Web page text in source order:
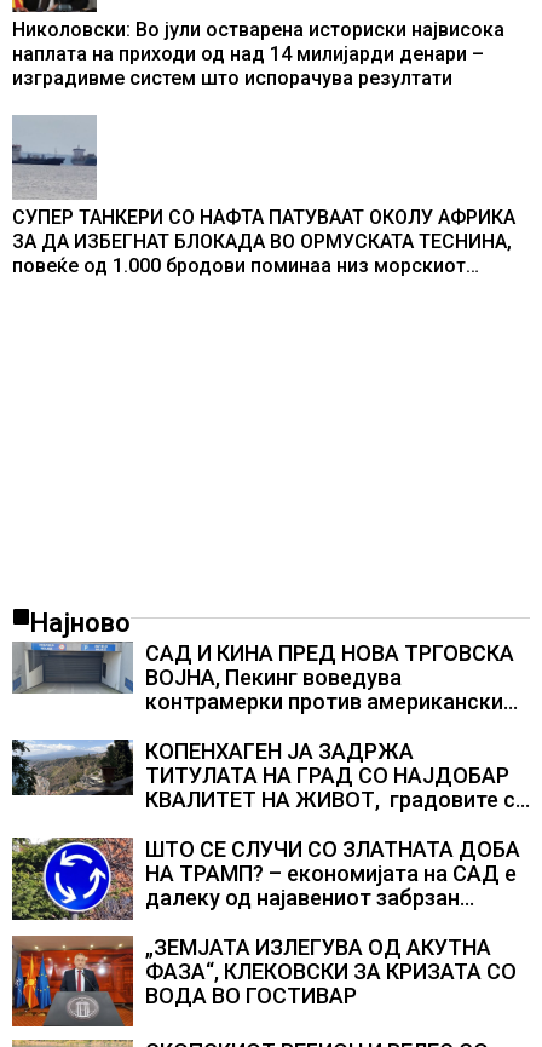
Николовски: Во јули остварена историски највисока
наплата на приходи од над 14 милијарди денари –
изградивме систем што испорачува резултати
СУПЕР ТАНКЕРИ СО НАФТА ПАТУВААТ ОКОЛУ АФРИКА
ЗА ДА ИЗБЕГНАТ БЛОКАДА ВО ОРМУСКАТА ТЕСНИНА,
повеќе од 1.000 бродови поминаа низ морскиот
Најново
САД И КИНА ПРЕД НОВА ТРГОВСКА
ВОЈНА, Пекинг воведува
контрамерки против американски
КОПЕНХАГЕН ЈА ЗАДРЖА
ТИТУЛАТА НА ГРАД СО НАЈДОБАР
КВАЛИТЕТ НА ЖИВОТ, градовите со
да бидат обележани со
комбинација од фактори
ШТО СЕ СЛУЧИ СО ЗЛАТНАТА ДОБА
НА ТРАМП? – економијата на САД е
далеку од најавениот забрзан
„ЗЕМЈАТА ИЗЛЕГУВА ОД АКУТНА
ФАЗА“, КЛЕКОВСКИ ЗА КРИЗАТА СО
ВОДА ВО ГОСТИВАР